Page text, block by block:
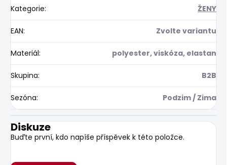
Kategorie: ŽENY
EAN: Zvolte variantu
Materiál: polyester, viskóza, elastan
Skupina: B2B
Sezóna: Podzim / Zima
Diskuze
Buďte první, kdo napíše příspěvek k této položce.